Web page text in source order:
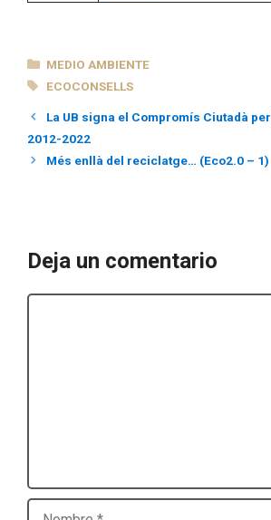
CATEGORÍAS
MEDIO AMBIENTE
ETIQUETAS
ECOCONSELLS
La UB signa el Compromís Ciutadà
2012-2022
Més enllà del reciclatge… (Eco2.0 – 1)
Deja un comentario
Nombre